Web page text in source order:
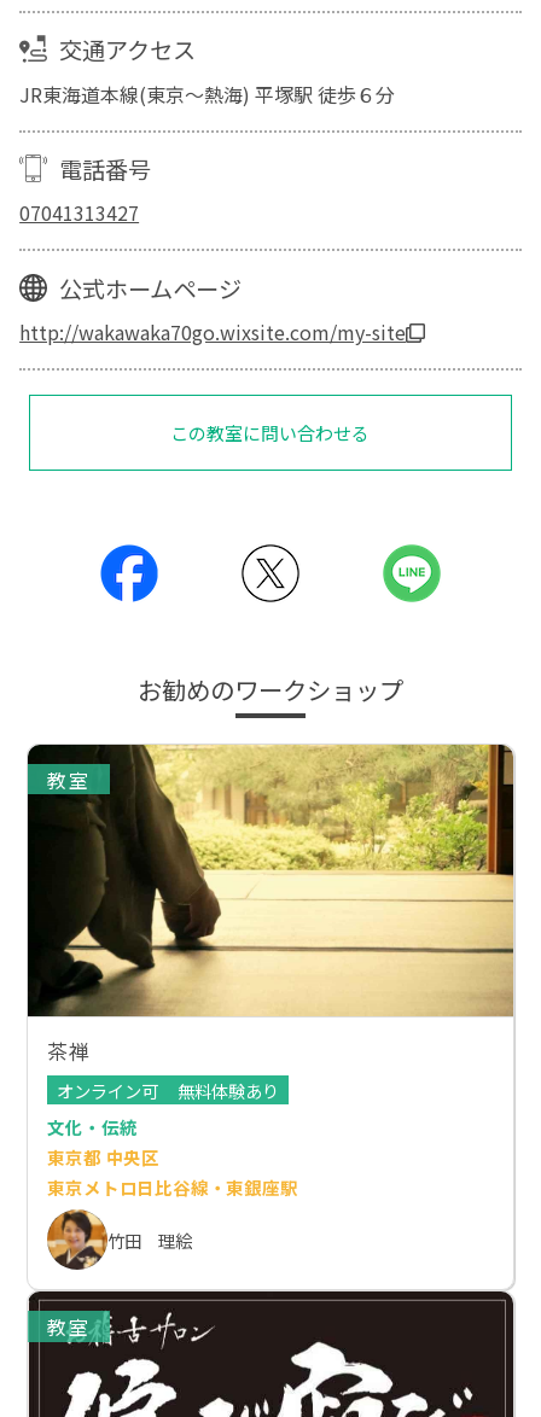
交通アクセス
JR東海道本線(東京～熱海) 平塚駅 徒歩６分
電話番号
07041313427
公式ホームページ
http://wakawaka70go.wixsite.com/my-site
この教室に問い合わせる
お勧めのワークショップ
教室
茶禅
オンライン可
無料体験あり
文化・伝統
東京都 中央区
東京メトロ日比谷線・東銀座駅
竹田 理絵
教室